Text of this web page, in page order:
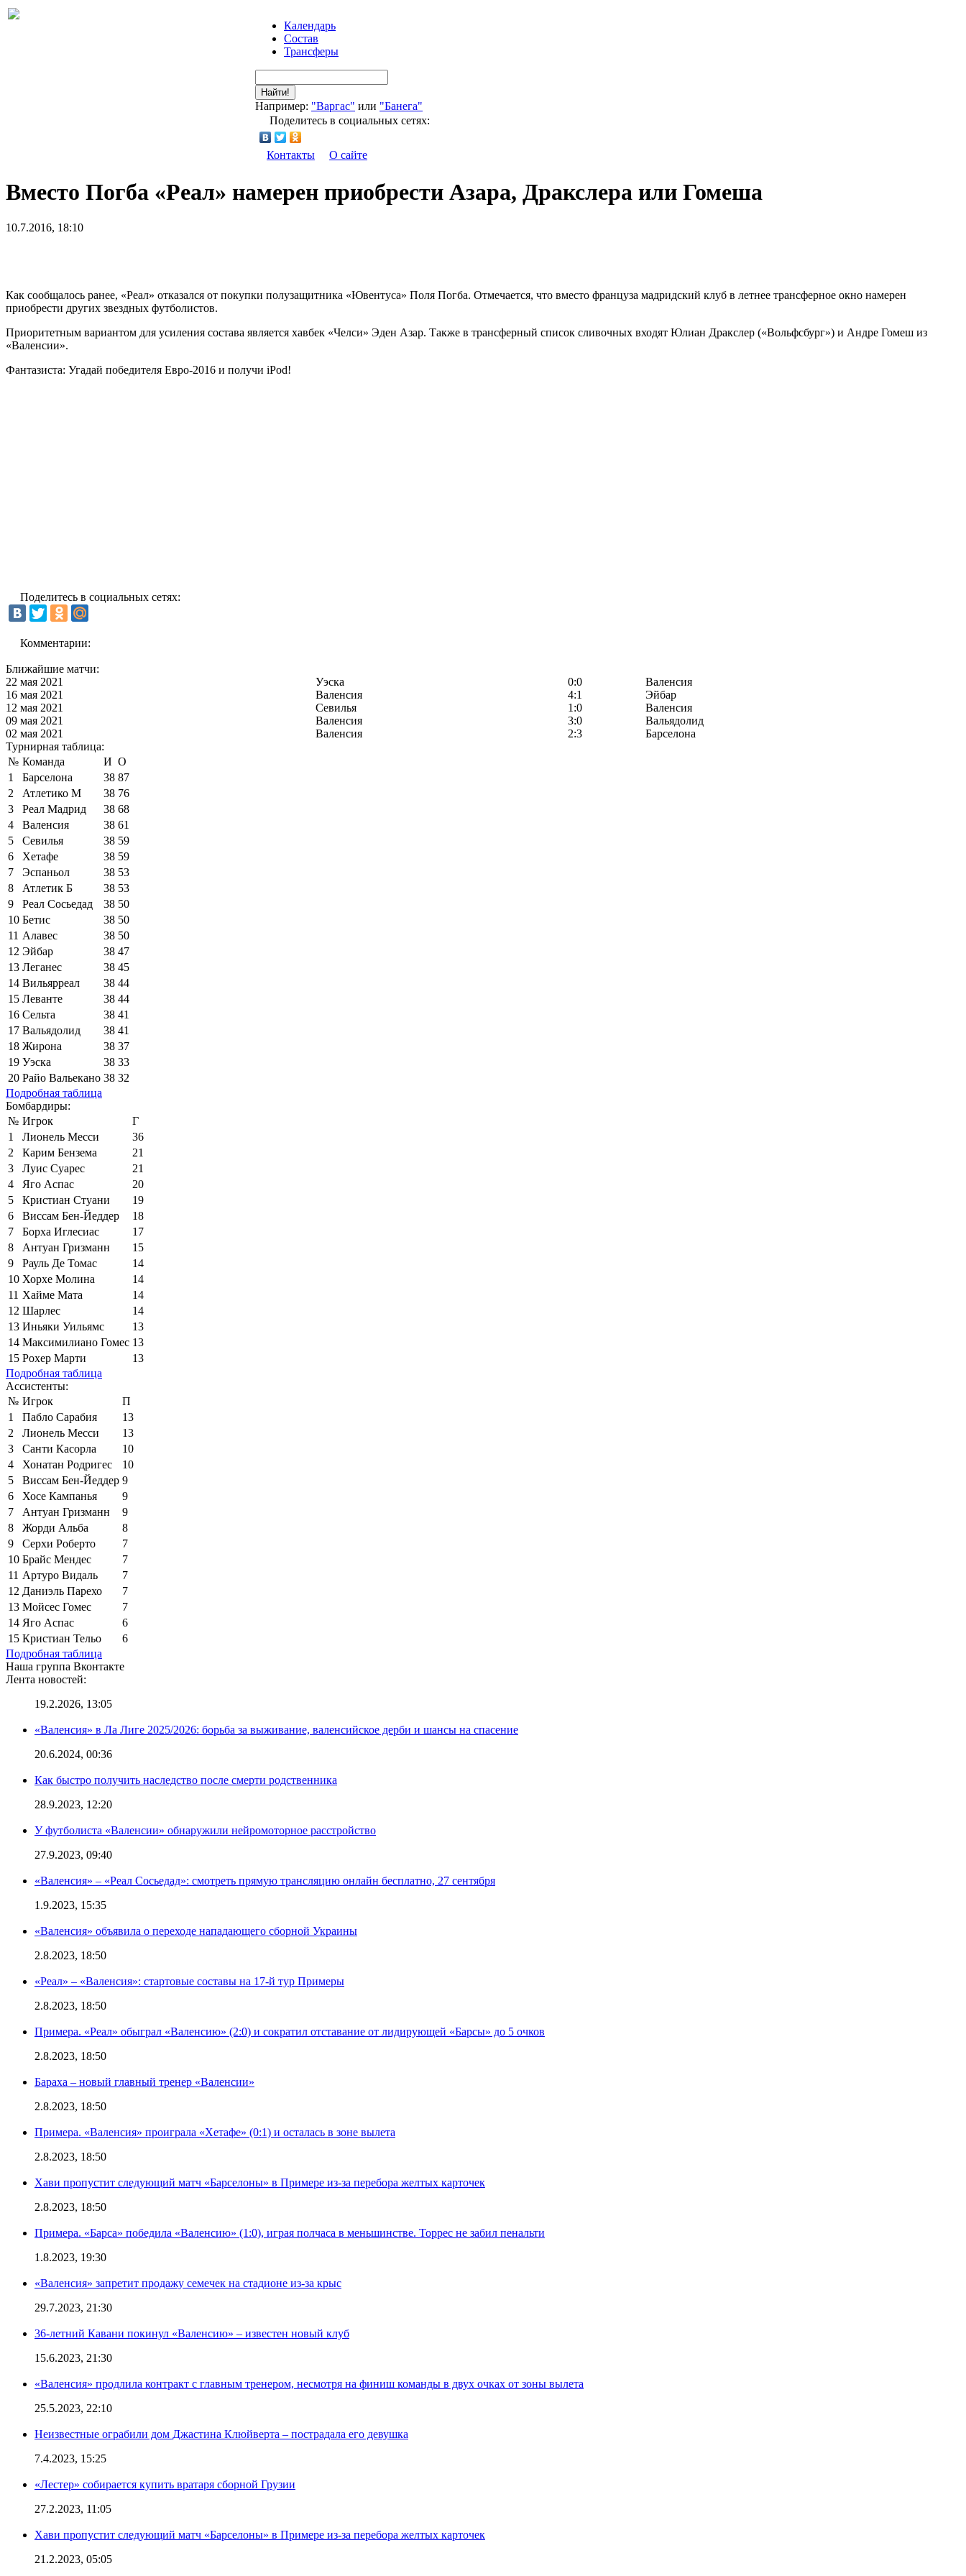
Календарь
Состав
Трансферы
Найти!
Например: "Варгас" или "Банега"
Поделитесь в социальных сетях:
Контакты О сайте
Вместо Погба «Реал» намерен приобрести Азара, Дракслера или Гомеша
10.7.2016, 18:10
Как сообщалось ранее, «Реал» отказался от покупки полузащитника «Ювентуса» Поля Погба. Отмечается, что вместо француза мадридский клуб в летнее трансферное окно намерен
приобрести других звездных футболистов.
Приоритетным вариантом для усиления состава является хавбек «Челси» Эден Азар. Также в трансферный список сливочных входят Юлиан Дракслер («Вольфсбург») и Андре Гомеш из
«Валенсии».
Фантазиста: Угадай победителя Евро-2016 и получи iPod!
Поделитесь в социальных сетях:
Комментарии:
Ближайшие матчи:
22 мая 2021
Уэска 0:0
Валенсия
16 мая 2021
Валенсия 4:1
Эйбар
12 мая 2021
Севилья 1:0
Валенсия
09 мая 2021
Валенсия 3:0
Вальядолид
02 мая 2021
Валенсия 2:3
Барселона
Турнирная таблица:
№ Команда И О
1
Барселона 38 87
2
Атлетико М 38 76
3
Реал Мадрид 38 68
4
Валенсия 38 61
5
Севилья 38 59
6
Хетафе 38 59
7
Эспаньол 38 53
8
Атлетик Б 38 53
9
Реал Сосьедад 38 50
10 Бетис 38 50
11 Алавес 38 50
12 Эйбар 38 47
13 Леганес 38 45
14 Вильярреал 38 44
15 Леванте 38 44
16 Сельта 38 41
17 Вальядолид 38 41
18 Жирона 38 37
19 Уэска 38 33
20 Райо Вальекано 38 32
Подробная таблица
Бомбардиры:
№ Игрок
Г
1
Лионель Месси
36
2
Карим Бензема
21
3
Луис Суарес
21
4
Яго Аспас
20
5
Кристиан Стуани
19
6
Виссам Бен-Йеддер
18
7
Борха Иглесиас
17
8
Антуан Гризманн
15
9
Рауль Де Томас
14
10 Хорхе Молина
14
11 Хайме Мата
14
12 Шарлес
14
13 Иньяки Уильямс
13
14 Максимилиано Гомес 13
15 Рохер Марти
13
Подробная таблица
Ассистенты:
№ Игрок
П
1
Пабло Сарабия
13
2
Лионель Месси
13
3
Санти Касорла
10
4
Хонатан Родригес
10
5
Виссам Бен-Йеддер 9
6
Хосе Кампанья
9
7
Антуан Гризманн
9
8
Жорди Альба
8
9
Серхи Роберто
7
10 Брайс Мендес
7
11 Артуро Видаль
7
12 Даниэль Парехо
7
13 Мойсес Гомес
7
14 Яго Аспас
6
15 Кристиан Тельо
6
Подробная таблица
Наша группа Вконтакте
Лента новостей:
19.2.2026, 13:05
«Валенсия» в Ла Лиге 2025/2026: борьба за выживание, валенсийское дерби и шансы на спасение
20.6.2024, 00:36
Как быстро получить наследство после смерти родственника
28.9.2023, 12:20
У футболиста «Валенсии» обнаружили нейромоторное расстройство
27.9.2023, 09:40
«Валенсия» – «Реал Сосьедад»: смотреть прямую трансляцию онлайн бесплатно, 27 сентября
1.9.2023, 15:35
«Валенсия» объявила о переходе нападающего сборной Украины
2.8.2023, 18:50
«Реал» – «Валенсия»: стартовые составы на 17-й тур Примеры
2.8.2023, 18:50
Примера. «Реал» обыграл «Валенсию» (2:0) и сократил отставание от лидирующей «Барсы» до 5 очков
2.8.2023, 18:50
Бараха – новый главный тренер «Валенсии»
2.8.2023, 18:50
Примера. «Валенсия» проиграла «Хетафе» (0:1) и осталась в зоне вылета
2.8.2023, 18:50
Хави пропустит следующий матч «Барселоны» в Примере из-за перебора желтых карточек
2.8.2023, 18:50
Примера. «Барса» победила «Валенсию» (1:0), играя полчаса в меньшинстве. Торрес не забил пенальти
1.8.2023, 19:30
«Валенсия» запретит продажу семечек на стадионе из-за крыс
29.7.2023, 21:30
36-летний Кавани покинул «Валенсию» – известен новый клуб
15.6.2023, 21:30
«Валенсия» продлила контракт с главным тренером, несмотря на финиш команды в двух очках от зоны вылета
25.5.2023, 22:10
Неизвестные ограбили дом Джастина Клюйверта – пострадала его девушка
7.4.2023, 15:25
«Лестер» собирается купить вратаря сборной Грузии
27.2.2023, 11:05
Хави пропустит следующий матч «Барселоны» в Примере из-за перебора желтых карточек
21.2.2023, 05:05